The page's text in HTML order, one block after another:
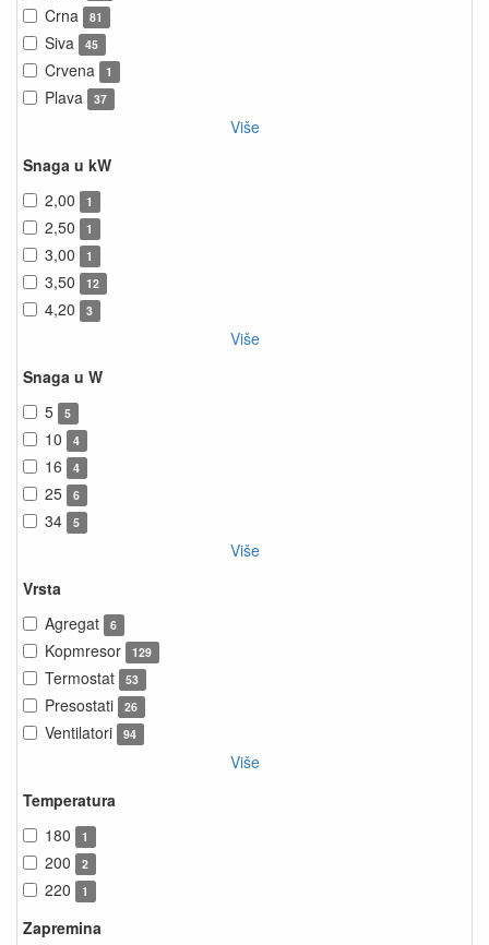
Crna 81
Siva 45
Crvena 1
Plava 37
Više
Snaga u kW
2,00
1
2,50 1
3,00 1
3,50 12
4,20 3
Više
Snaga u W
5
5
10 4
16 4
25 6
34 5
Više
Vrsta
Agregat
6
Kopmresor 129
Termostat 53
Presostati 26
Ventilatori 94
Više
Temperatura
180
1
200 2
220 1
Zapremina